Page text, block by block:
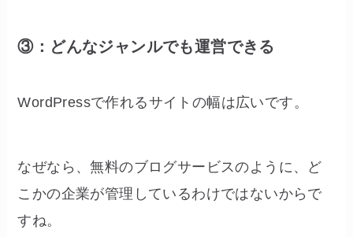
③：どんなジャンルでも運営できる
WordPressで作れるサイトの幅は広いです。
なぜなら、無料のブログサービスのように、ど
こかの企業が管理しているわけではないからで
すね。